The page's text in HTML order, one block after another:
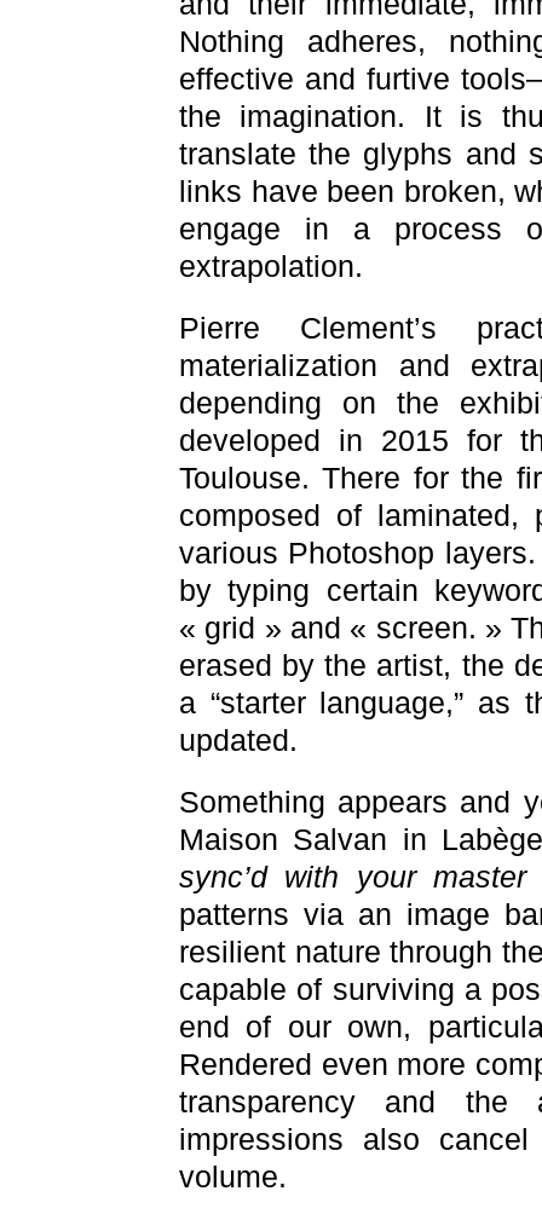
Nothing adheres,
effective and furtive
the imagination. It is
translate the glyphs and
links have been broken,
engage in a process
extrapolation.
Pierre Clement’s
materialization and
depending on the
developed in 2015 for
Toulouse. There for the
composed of laminated,
various Photoshop
by typing certain
« grid » and « screen. »
erased by the artist, the
a “starter language,” as
updated.
Something appears and
Maison Salvan in
sync’d with your master
patterns via an image
resilient nature through
capable of surviving a
end of our own,
Rendered even more
transparency and the
impressions also
volume.